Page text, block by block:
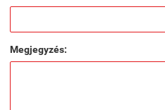
Megjegyzés: